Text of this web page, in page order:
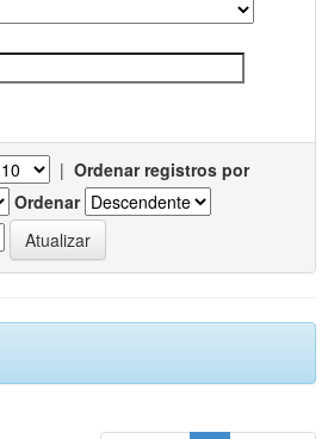
| Ordenar registros por
Ordenar